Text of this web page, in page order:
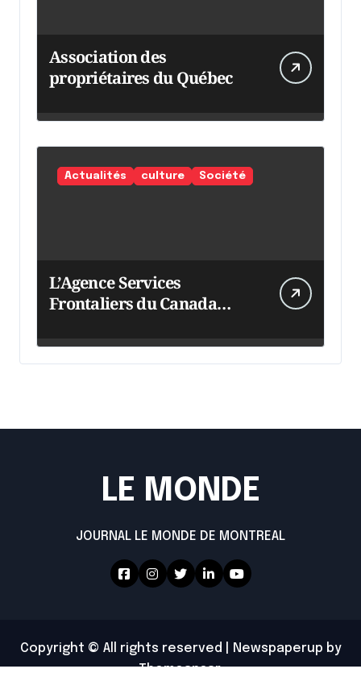
Association des
propriétaires du Québec
Actualités culture Société
L’Agence Services
Frontaliers du Canada
LE MONDE
JOURNAL LE MONDE DE MONTREAL
Copyright © All rights reserved Newspaperup by
Themeansar.